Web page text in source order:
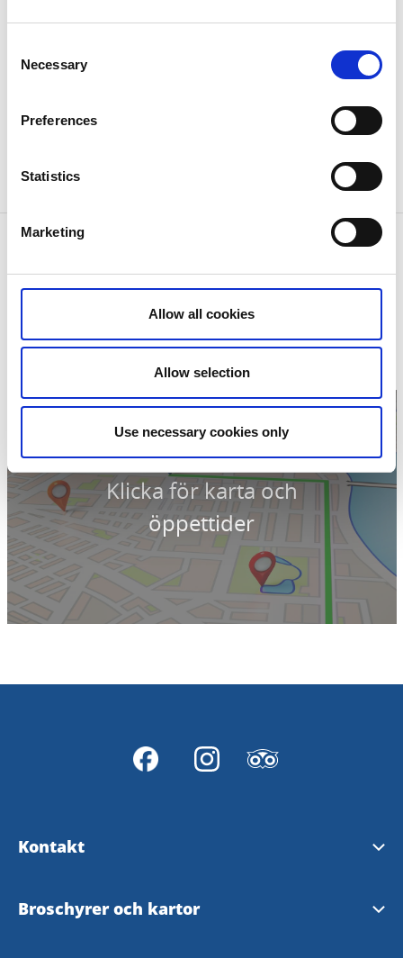
Selection
Necessary
Preferences
Statistics
Marketing
Allow all cookies
Allow selection
Use necessary cookies only
långt borta. Bara 25 minuter bort hittar du kända
besöksmål som
där du kan blåsa glas och
MTB-leder med flera aktiviteter för liten som stor. Är
du sugen på att åka längd så rekommenderar vi att
längdspår.
Kontaktinformation
FerienSchweden
Dammsbacka
E-post:info@ferienschweden.se
Klicka för karta och
öppettider
Kontakt
Svenljunga turistinformation
Broschyrer och kartor